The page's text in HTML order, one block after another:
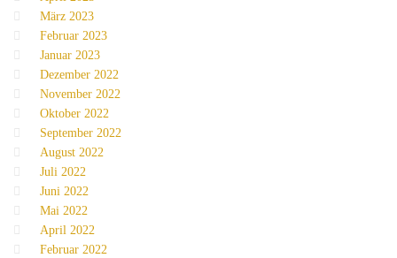
März 2023
Februar 2023
Januar 2023
Dezember 2022
November 2022
Oktober 2022
September 2022
August 2022
Juli 2022
Juni 2022
Mai 2022
April 2022
Februar 2022